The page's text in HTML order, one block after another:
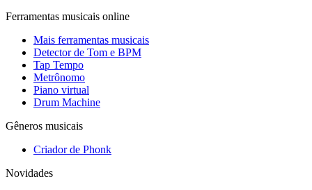
Ferramentas musicais online
Mais ferramentas musicais
Detector de Tom e BPM
Tap Tempo
Metrônomo
Piano virtual
Drum Machine
Gêneros musicais
Criador de Phonk
Novidades